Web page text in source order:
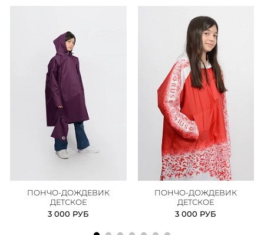
ПОНЧО-ДОЖДЕВИК
ДЕТСКОЕ
3 000 РУБ
ПОНЧО-ДОЖДЕВИК
ДЕТСКОЕ
3 000 РУБ